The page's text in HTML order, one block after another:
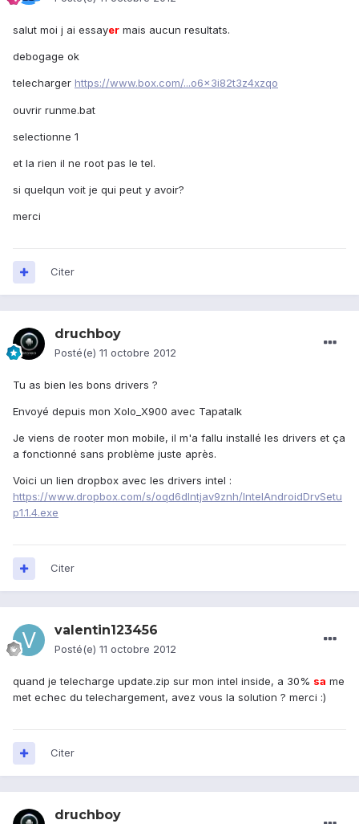
salut moi j ai essayer mais aucun resultats.
debogage ok
telecharger https://www.box.com/...o6x3i82t3z4xzqo
ouvrir runme.bat
selectionne 1
et la rien il ne root pas le tel.
si quelqun voit je qui peut y avoir?
merci
Citer
druchboy
Posté(e) 11 octobre 2012
Tu as bien les bons drivers ?
Envoyé depuis mon Xolo_X900 avec Tapatalk
Je viens de rooter mon mobile, il m'a fallu installé les drivers et ça
a fonctionné sans problème juste après.
Voici un lien dropbox avec les drivers intel :
https://www.dropbox.com/s/oqd6dlntjav9znh/IntelAndroidDrvSetu
p1.1.4.exe
Citer
valentin123456
Posté(e) 11 octobre 2012
quand je telecharge update.zip sur mon intel inside, a 30% sa me
met echec du telechargement, avez vous la solution ? merci :)
Citer
druchboy